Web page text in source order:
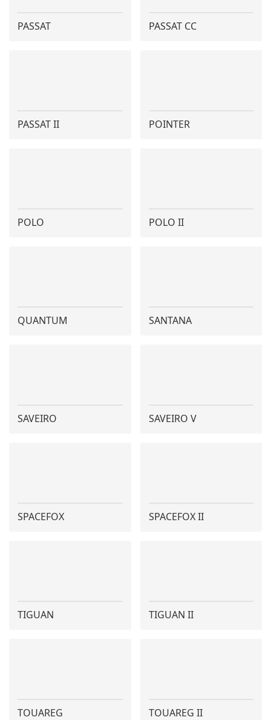
PASSAT PASSAT CC
PASSAT II POINTER
POLO POLO II
QUANTUM SANTANA
SAVEIRO SAVEIRO V
SPACEFOX SPACEFOX II
TIGUAN TIGUAN II
TOUAREG TOUAREG II